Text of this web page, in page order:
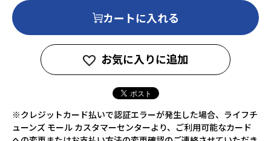
カートに入れる
お気に入りに追加
※クレジットカード払いで認証エラーが発生した場合、ライフチ
ューンズ モール カスタマーセンターより、ご利用可能なカード